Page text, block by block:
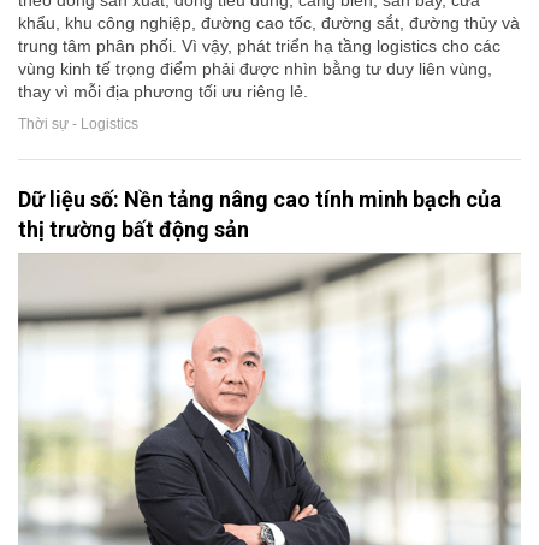
khẩu, khu công nghiệp, đường cao tốc, đường sắt, đường thủy và
trung tâm phân phối. Vì vậy, phát triển hạ tầng logistics cho các
vùng kinh tế trọng điểm phải được nhìn bằng tư duy liên vùng,
thay vì mỗi địa phương tối ưu riêng lẻ.
Thời sự - Logistics
Dữ liệu số: Nền tảng nâng cao tính minh bạch của
thị trường bất động sản